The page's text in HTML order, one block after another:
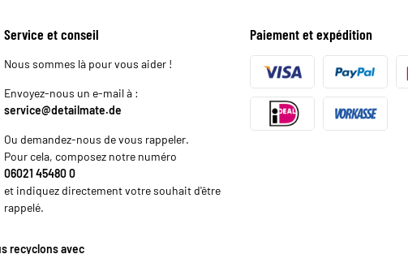
Service et conseil
Nous sommes là pour vous aider !
Envoyez-nous un e-mail à :
service@detailmate.de
Ou demandez-nous de vous rappeler.
Pour cela, composez notre numéro
06021 45480 0
et indiquez directement votre souhait d'être
rappelé.
Paiement et expédition
recyclons avec